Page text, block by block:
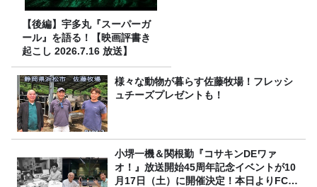
【後編】宇多丸『スーパーガ
ール』を語る！【映画評書き
起こし 2026.7.16 放送】
様々な動物が暮らす佐藤牧場！フレッシ
ュチーズプレゼントも！
小堺一機＆関根勤『コサキンDEワァ
オ！』放送開始45周年記念イベントが10
月17日（土）に開催決定！本日よりFC先